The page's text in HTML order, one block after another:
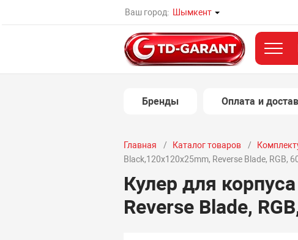
Ваш город: Шымкент
Бренды Оплата и
Главная Каталог товаров
Black,120x120x25mm, Reverse Blade, RGB,
Кулер для
Reverse Blade,